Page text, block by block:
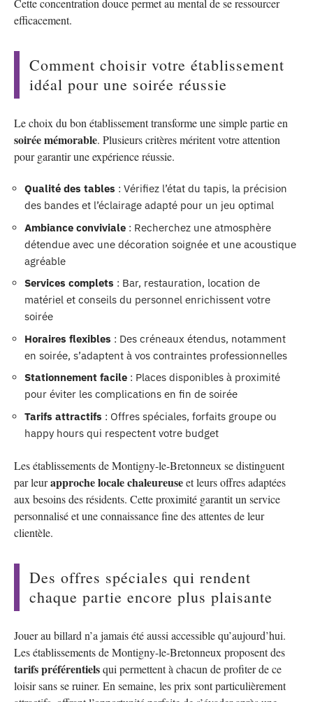
Cette concentration douce permet au mental de se ressourcer
efficacement.
Comment choisir votre établissement
idéal pour une soirée réussie
Le choix du bon établissement transforme une simple partie en
soirée mémorable. Plusieurs critères méritent votre attention
pour garantir une expérience réussie.
Qualité des tables : Vérifiez l’état du tapis, la précision
des bandes et l’éclairage adapté pour un jeu optimal
Ambiance conviviale : Recherchez une atmosphère
détendue avec une décoration soignée et une acoustique
agréable
Services complets : Bar, restauration, location de
matériel et conseils du personnel enrichissent votre
soirée
Horaires flexibles : Des créneaux étendus, notamment
en soirée, s’adaptent à vos contraintes professionnelles
Stationnement facile : Places disponibles à proximité
pour éviter les complications en fin de soirée
Tarifs attractifs : Offres spéciales, forfaits groupe ou
happy hours qui respectent votre budget
Les établissements de Montigny-le-Bretonneux se distinguent
par leurapproche locale chaleureuseet leurs offres adaptées
aux besoins des résidents. Cette proximité garantit un service
personnalisé et une connaissance fine des attentes de leur
clientèle.
Des offres spéciales qui rendent
chaque partie encore plus plaisante
Jouer au billard n’a jamais été aussi accessible qu’aujourd’hui.
Les établissements de Montigny-le-Bretonneux proposent des
tarifs préférentielsqui permettent à chacun de profiter de ce
loisir sans se ruiner. En semaine, les prix sont particulièrement